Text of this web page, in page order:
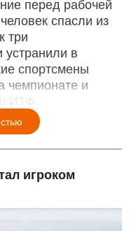
перед рабочей
спасли из
три
устранили в
спортсмены
чемпионате и
ИТФ.
игроком